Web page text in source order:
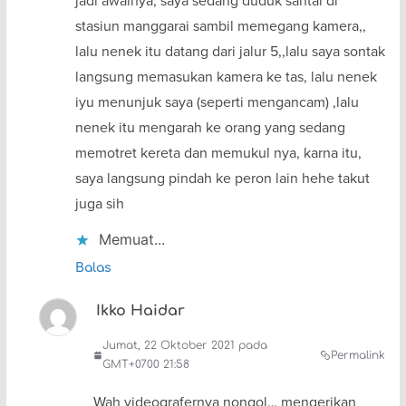
stasiun manggarai sambil memegang kamera,,
lalu nenek itu datang dari jalur 5,,lalu saya sontak
langsung memasukan kamera ke tas, lalu nenek
iyu menunjuk saya (seperti mengancam) ,lalu
nenek itu mengarah ke orang yang sedang
memotret kereta dan memukul nya, karna itu,
saya langsung pindah ke peron lain hehe takut
juga sih
Memuat...
Balas
Ikko Haidar
Jumat, 22 Oktober 2021 pada
GMT+0700 21:58
Permalink
Wah videografernya nongol… mengerikan